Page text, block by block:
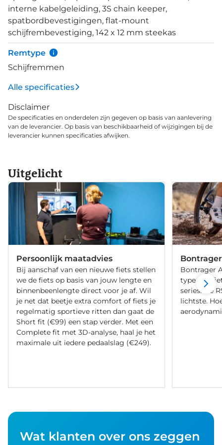
perfecte wegen. Het Bontrager Elite IsoZone stuur
vermindert vermoeidheid, zodat endurance extra
nadruk krijgt.
interne kabelgeleiding, 3S chain keeper,
spatbordbevestigingen, flat-mount
schijfrembevestiging, 142 x 12 mm steekas
Remtype
Schijfremmen
Alle specificaties
Disclaimer
De specificaties en onderdelen zijn gegeven op basis van aanlevering
van de leverancier. Op basis van beschikbaarheid of wijzigingen bij de
leverancier kunnen specificaties afwijken.
Uitgelicht
Persoonlijk maatadvies
Bij aanschaf van een nieuwe fiets stellen
we de fiets op basis van jouw lengte en
binnenbeenlengte direct voor je af. Wil
je net dat beetje extra comfort of fiets je
regelmatig sportieve ritten dan gaat de
Short fit (€99) een stap verder. Met een
Complete fit met 3D-analyse, haal je het
maximale uit iedere pedaalslag (€249).
Bontrager
type
series. De
lichtste.
Wat klanten over ons zeggen